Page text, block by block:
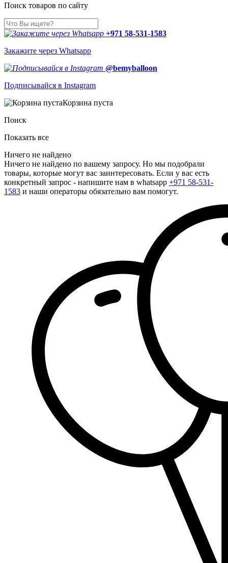
Поиск товаров по сайту
+971 58-531-1583
Закажите через Whatsapp
@bemyballoon
Подписывайся в Instagram
Корзина пуста
Поиск
Показать все
Ничего не найдено
Ничего не найдено по вашему запросу. Но мы подобрали
товары, которые могут вас заинтересовать. Если у вас есть
конкретный запрос - напишите нам в whatsapp +971 58-531-
1583 и наши операторы обязательно вам помогут.